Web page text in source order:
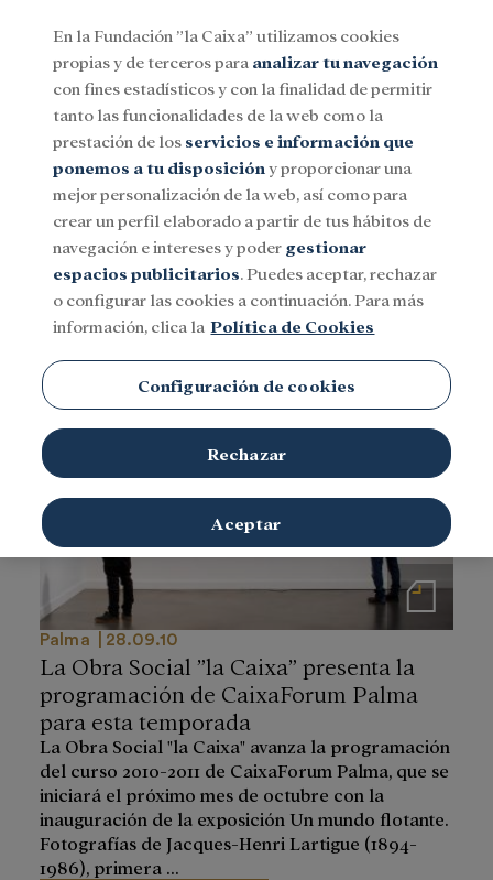
Menu
SocialInvestigación y becasCultura
CaixaForum Palma
Notas de prensa
Palma 28.09.10
La Obra Social ”la Caixa” presenta la
programación de CaixaForum Palma
para esta temporada
La Obra Social "la Caixa" avanza la programación
del curso 2010-2011 de CaixaForum Palma, que se
iniciará el próximo mes de octubre con la
inauguración de la exposición Un mundo flotante.
Fotografías de Jacques-Henri Lartigue (1894-
1986), primera ...
En la Fundación ”la Caixa” utilizamos cookies
propias y de terceros para analizar tu navegación
con fines estadísticos y con la finalidad de permitir
tanto las funcionalidades de la web como la
prestación de los servicios e información que
ponemos a tu disposición y proporcionar una
mejor personalización de la web, así como para
crear un perfil elaborado a partir de tus hábitos de
navegación e intereses y poder gestionar
espacios publicitarios. Puedes aceptar, rechazar
o configurar las cookies a continuación. Para más
información, clica la Política de Cookies
Configuración de cookies
Rechazar
Aceptar